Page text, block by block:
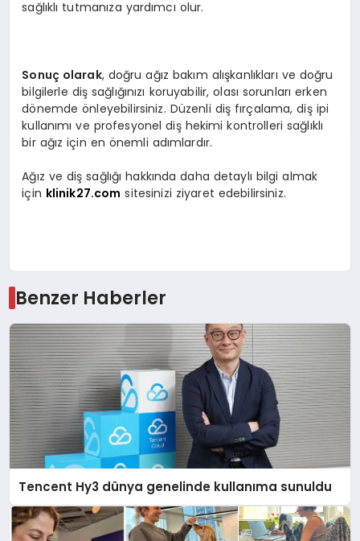
sağlıklı tutmanıza yardımcı olur.
Sonuç olarak, doğru ağız bakım alışkanlıkları ve doğru
bilgilerle diş sağlığınızı koruyabilir, olası sorunları erken
dönemde önleyebilirsiniz. Düzenli diş fırçalama, diş ipi
kullanımı ve profesyonel diş hekimi kontrolleri sağlıklı
bir ağız için en önemli adımlardır.
Ağız ve diş sağlığı hakkında daha detaylı bilgi almak
için klinik27.com sitesinizi ziyaret edebilirsiniz.
Benzer Haberler
Tencent Hy3 dünya genelinde kullanıma sunuldu